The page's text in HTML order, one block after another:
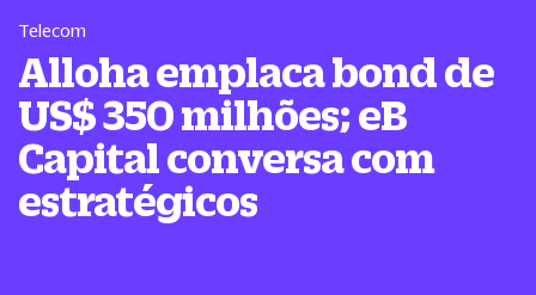
Telecom
Alloha emplaca bond de
US$ 350 milhões; eB
Capital conversa com
estratégicos